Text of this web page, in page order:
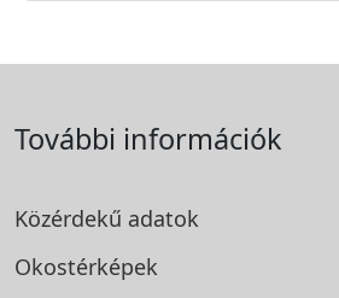
További információk
Közérdekű adatok
Okostérképek